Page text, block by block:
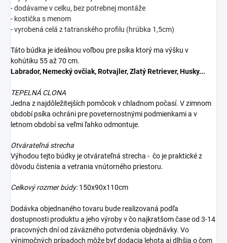
- dodávame v celku, bez potrebnej montáže
- kostička s menom
- vyrobená celá z tatranského profilu (hrúbka 1,5cm)
Táto búdka je ideálnou voľbou pre psíka ktorý ma výšku v
kohútiku 55 až 70 cm.
Labrador, Nemecký ovčiak, Rotvajler, Zlatý Retriever, Husky...
TEPELNÁ CLONA
Jedna z najdôležitejších pomôcok v chladnom počasí. V zimnom
období psíka ochráni pre poveternostnými podmienkami a v
letnom období sa veľmi ľahko odmontuje.
Otvárateľná strecha
Výhodou tejto búdky je otvárateľná strecha - čo je praktické z
dôvodu čistenia a vetrania vnútorného priestoru.
Celkový rozmer búdy:150x90x110cm
Dodávka objednaného tovaru bude realizovaná podľa
dostupnosti produktu a jeho výroby v čo najkratšom čase od 3-14
pracovných dní od záväzného potvrdenia objednávky. Vo
výnimočných prípadoch môže byť dodacia lehota aj dlhšia o čom